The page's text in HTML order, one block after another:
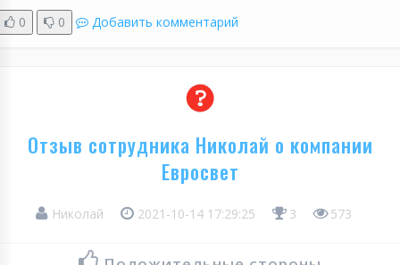
0 0 Добавить комментарий
Отзыв сотрудника Николай о компании
Евросвет
Николай 2021-10-14 17:29:25 3 573